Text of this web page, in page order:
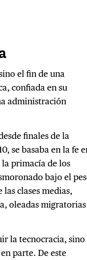
el fin de una
confiada en su
administración
finales de la
se basaba en la fe
primacía de los
bajo el
clases medias,
oleadas migratorias
la tecnocracia, sino
parte. De este